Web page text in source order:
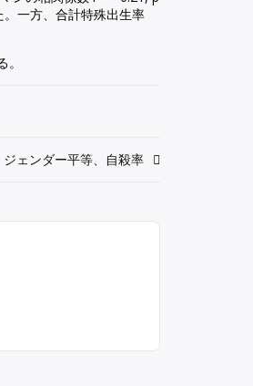
一方、合計特殊出生率
ジェンダー平等、自殺率